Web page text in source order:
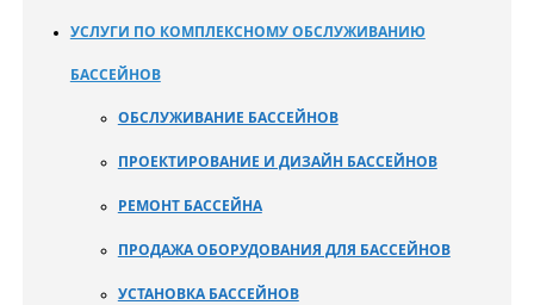
УСЛУГИ ПО КОМПЛЕКСНОМУ ОБСЛУЖИВАНИЮ
БАССЕЙНОВ
ОБСЛУЖИВАНИЕ БАССЕЙНОВ
ПРОЕКТИРОВАНИЕ И ДИЗАЙН БАССЕЙНОВ
РЕМОНТ БАССЕЙНА
ПРОДАЖА ОБОРУДОВАНИЯ ДЛЯ БАССЕЙНОВ
УСТАНОВКА БАССЕЙНОВ